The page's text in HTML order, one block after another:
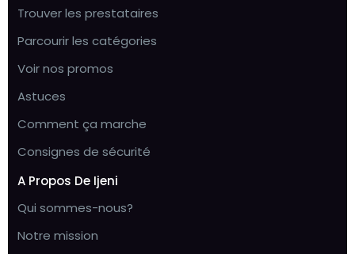
Trouver les prestataires
Parcourir les catégories
Voir nos promos
Astuces
Comment ça marche
Consignes de sécurité
A Propos De Ijeni
Qui sommes-nous?
Notre mission